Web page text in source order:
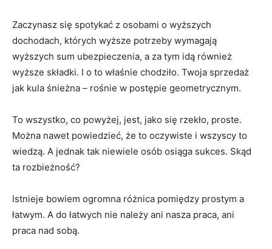
Zaczynasz się spotykać z osobami o wyższych
dochodach, których wyższe potrzeby wymagają
wyższych sum ubezpieczenia, a za tym idą również
wyższe składki. I o to właśnie chodziło. Twoja sprzedaż
jak kula śnieżna – rośnie w postępie geometrycznym.
To wszystko, co powyżej, jest, jako się rzekło, proste.
Można nawet powiedzieć, że to oczywiste i wszyscy to
wiedzą. A jednak tak niewiele osób osiąga sukces. Skąd
ta rozbieżność?
Istnieje bowiem ogromna różnica pomiędzy prostym a
łatwym. A do łatwych nie należy ani nasza praca, ani
praca nad sobą.